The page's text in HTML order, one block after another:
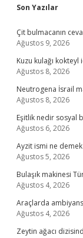
Son Yazılar
Çit bulmacanın
Ağustos 9, 2026
Kuzu kulağı kokteyl
Ağustos 8, 2026
Neutrogena İsrail
Ağustos 8, 2026
Eşitlik nedir sosyal
Ağustos 6, 2026
Ayzit ismi ne demek
Ağustos 5, 2026
Bulaşık makinesi
Ağustos 4, 2026
Araçlarda
Ağustos 4, 2026
Zeytin ağacı